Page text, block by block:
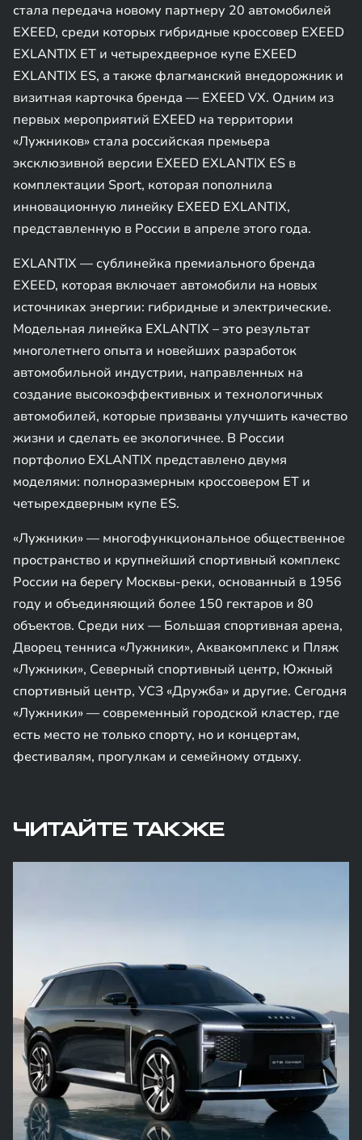
стала передача новому партнеру 20 автомобилей
EXEED, среди которых гибридные кроссовер EXEED
EXLANTIX EТ и четырехдверное купе EXEED
EXLANTIX ES, а также флагманский внедорожник и
визитная карточка бренда — EXEED VX. Одним из
первых мероприятий EXEED на территории
«Лужников» стала российская премьера
эксклюзивной версии EXEED EXLANTIX ES в
комплектации Sport, которая пополнила
инновационную линейку EXEED EXLANTIX,
представленную в России в апреле этого года.
EXLANTIX — сублинейка премиального бренда
EXEED, которая включает автомобили на новых
источниках энергии: гибридные и электрические.
Модельная линейка EXLANTIX – это результат
многолетнего опыта и новейших разработок
автомобильной индустрии, направленных на
создание высокоэффективных и технологичных
автомобилей, которые призваны улучшить качество
жизни и сделать ее экологичнее. В России
портфолио EXLANTIX представлено двумя
моделями: полноразмерным кроссовером ET и
четырехдверным купе ES.
«Лужники» — многофункциональное общественное
пространство и крупнейший спортивный комплекс
России на берегу Москвы-реки, основанный в 1956
году и объединяющий более 150 гектаров и 80
объектов. Среди них — Большая спортивная арена,
Дворец тенниса «Лужники», Аквакомплекс и Пляж
«Лужники», Северный спортивный центр, Южный
спортивный центр, УСЗ «Дружба» и другие. Сегодня
«Лужники» — современный городской кластер, где
есть место не только спорту, но и концертам,
фестивалям, прогулкам и семейному отдыху.
ЧИТАЙТЕ ТАКЖЕ